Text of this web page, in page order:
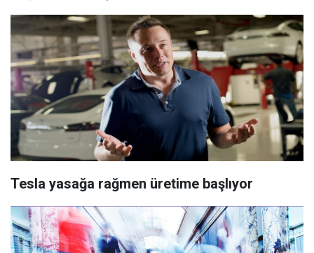
Tesla yasağa rağmen üretime başlıyor